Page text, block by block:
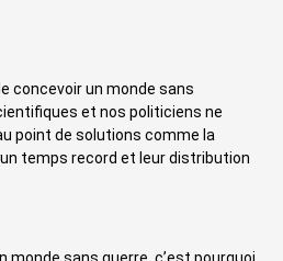
concevoir un monde sans
et nos politiciens ne
point de solutions comme la
temps record et leur distribution